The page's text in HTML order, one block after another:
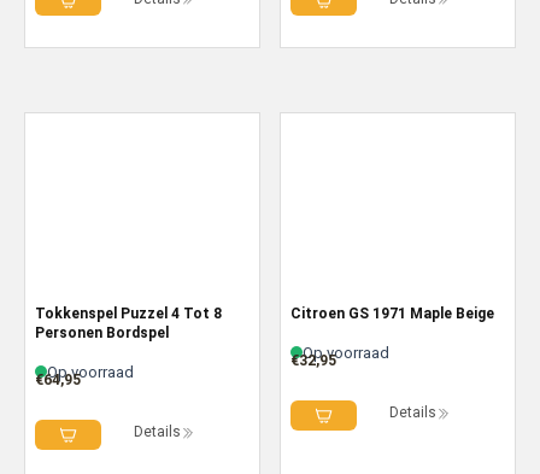
Tokkenspel Puzzel 4 Tot 8
Personen Bordspel
Op voorraad
€64,95
Details
Citroen GS 1971 Maple Beige
Op voorraad
€32,95
Details